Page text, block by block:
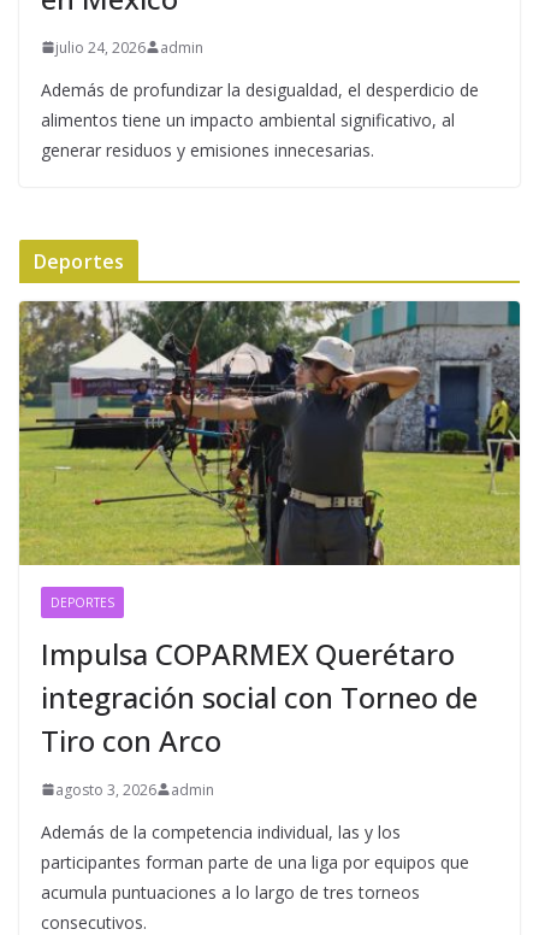
julio 24, 2026 admin
Además de profundizar la desigualdad, el desperdicio de
alimentos tiene un impacto ambiental significativo, al
generar residuos y emisiones innecesarias.
Deportes
DEPORTES
Impulsa COPARMEX Querétaro
integración social con Torneo de
Tiro con Arco
agosto 3, 2026 admin
Además de la competencia individual, las y los
participantes forman parte de una liga por equipos que
acumula puntuaciones a lo largo de tres torneos
consecutivos.